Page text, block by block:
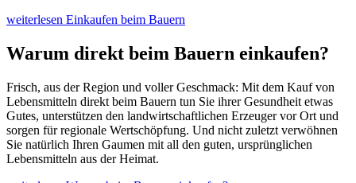
weiterlesen Einkaufen beim Bauern
Warum direkt beim Bauern einkaufen?
Frisch, aus der Region und voller Geschmack: Mit dem Kauf von
Lebensmitteln direkt beim Bauern tun Sie ihrer Gesundheit etwas
Gutes, unterstützen den landwirtschaftlichen Erzeuger vor Ort und
sorgen für regionale Wertschöpfung. Und nicht zuletzt verwöhnen
Sie natürlich Ihren Gaumen mit all den guten, ursprünglichen
Lebensmitteln aus der Heimat.